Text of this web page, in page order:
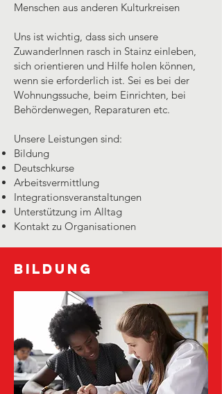
Menschen aus anderen Kulturkreisen
Uns ist wichtig, dass sich unsere
ZuwanderInnen rasch in Stainz einleben,
sich orientieren und Hilfe holen können,
wenn sie erforderlich ist. Sei es bei der
Wohnungssuche, beim Einrichten, bei
Behördenwegen, Reparaturen etc.
Unsere Leistungen sind:
Bildung
Deutschkurse
Arbeitsvermittlung
Integrationsveranstaltungen
Unterstützung im Alltag
Kontakt zu Organisationen
Bildung